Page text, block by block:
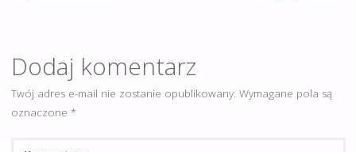
Dodaj komentarz
Twój adres e-mail nie zostanie opublikowany. Wymagane pola są
oznaczone *